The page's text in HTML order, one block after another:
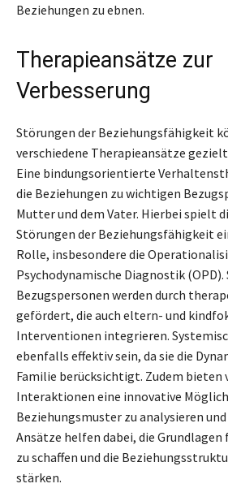
Beziehungen zu ebnen.
Therapieansätze zur
Verbesserung
Störungen der Beziehungsfähigkeit
verschiedene Therapieansätze
Eine bindungsorientierte
die Beziehungen zu wichtigen
Mutter und dem Vater. Hierbei spielt
Störungen der Beziehungsfähigkeit
Rolle, insbesondere die
Psychodynamische Diagnostik
Bezugspersonen werden durch
gefördert, die auch eltern- und
Interventionen integrieren.
ebenfalls effektiv sein, da sie die
Familie berücksichtigt. Zudem
Interaktionen eine innovative
Beziehungsmuster zu analysieren und
Ansätze helfen dabei, die
zu schaffen und die
stärken.